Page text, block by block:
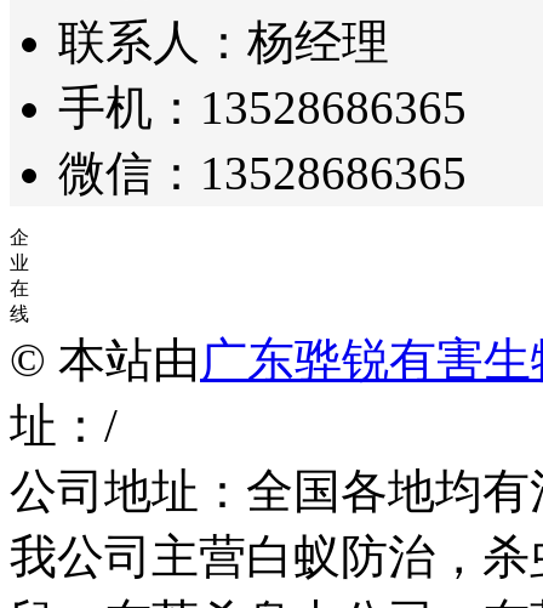
联系人：杨经理
手机：13528686365
微信：13528686365
企
业
在
线
© 本站由 广东骅锐有害
址：/
公司地址：全国各地均
我公司主营白蚁防治，